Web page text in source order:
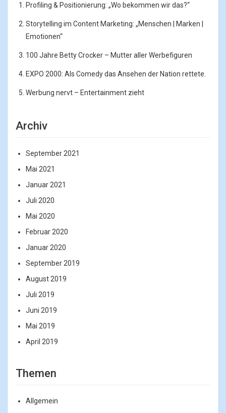
Profiling & Positionierung: „Wo bekommen wir das?“
Storytelling im Content Marketing: „Menschen | Marken |
Emotionen“
100 Jahre Betty Crocker – Mutter aller Werbefiguren
EXPO 2000: Als Comedy das Ansehen der Nation rettete.
Werbung nervt – Entertainment zieht
Archiv
September 2021
Mai 2021
Januar 2021
Juli 2020
Mai 2020
Februar 2020
Januar 2020
September 2019
August 2019
Juli 2019
Juni 2019
Mai 2019
April 2019
Themen
Allgemein